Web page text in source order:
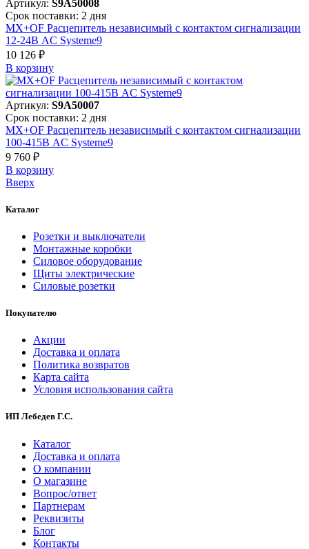
Артикул: S9A50008
Срок поставки: 2 дня
MX+OF Расцепитель независимый с контактом сигнализации
12-24В AC Systeme9
10 126 ₽
В корзинy
Артикул: S9A50007
Срок поставки: 2 дня
MX+OF Расцепитель независимый с контактом сигнализации
100-415В AC Systeme9
9 760 ₽
В корзинy
Вверх
Каталог
Розетки и выключатели
Монтажные коробки
Силовое оборудование
Щиты электрические
Силовые розетки
Покупателю
Акции
Доставка и оплата
Политика возвратов
Карта сайта
Условия использования сайта
ИП Лебедев Г.С.
Каталог
Доставка и оплата
О компании
О магазине
Вопрос/ответ
Партнерам
Реквизиты
Блог
Контакты